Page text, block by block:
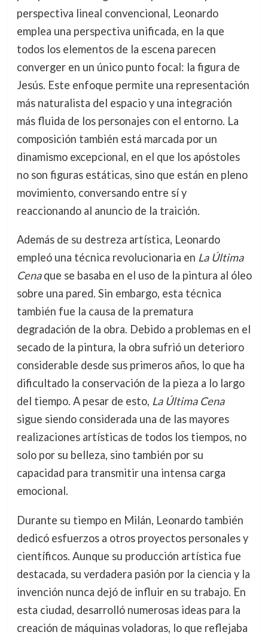
perspectiva lineal convencional, Leonardo
emplea una perspectiva unificada, en la que
todos los elementos de la escena parecen
converger en un único punto focal: la figura de
Jesús. Este enfoque permite una representación
más naturalista del espacio y una integración
más fluida de los personajes con el entorno. La
composición también está marcada por un
dinamismo excepcional, en el que los apóstoles
no son figuras estáticas, sino que están en pleno
movimiento, conversando entre sí y
reaccionando al anuncio de la traición.
Además de su destreza artística, Leonardo
empleó una técnica revolucionaria en La Última
Cenaque se basaba en el uso de la pintura al óleo
sobre una pared. Sin embargo, esta técnica
también fue la causa de la prematura
degradación de la obra. Debido a problemas en el
secado de la pintura, la obra sufrió un deterioro
considerable desde sus primeros años, lo que ha
dificultado la conservación de la pieza a lo largo
del tiempo. A pesar de esto, La Última Cena
sigue siendo considerada una de las mayores
realizaciones artísticas de todos los tiempos, no
solo por su belleza, sino también por su
capacidad para transmitir una intensa carga
emocional.
Durante su tiempo en Milán, Leonardo también
dedicó esfuerzos a otros proyectos personales y
científicos. Aunque su producción artística fue
destacada, su verdadera pasión por la ciencia y la
invención nunca dejó de influir en su trabajo. En
esta ciudad, desarrolló numerosas ideas para la
creación de máquinas voladoras, lo que reflejaba